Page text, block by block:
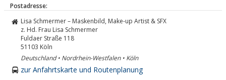
Postadresse:
Lisa Schmermer – Maskenbild, Make-up Artist & SFX
z. Hd. Frau Lisa Schmermer
Fuldaer Straße 118
51103 Köln
Deutschland • Nordrhein-Westfalen • Köln
zur Anfahrtskarte und Routenplanung